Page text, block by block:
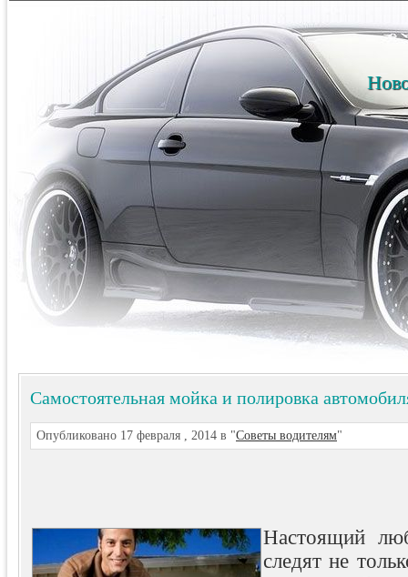
Самостоятельная мойка и полировка
Опубликовано 17 февраля , 2014 в "Советы водителям"
Настоящий
следят не